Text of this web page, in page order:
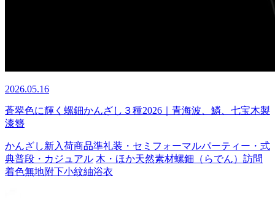
2026.05.16
蒼翠色に輝く螺鈿かんざし３種2026｜青海波、鱗、七宝木製
漆簪
かんざし新入荷商品準礼装・セミフォーマルパーティー・式
典普段・カジュアル 木・ほか天然素材螺鈿（らでん） 訪問
着色無地附下小紋紬浴衣